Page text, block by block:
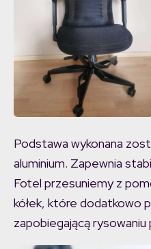
Podstawa wykonana
aluminium. Zapewnia
Fotel przesuniemy z
kółek, które dodatkowo
zapobiegającą rysowaniu